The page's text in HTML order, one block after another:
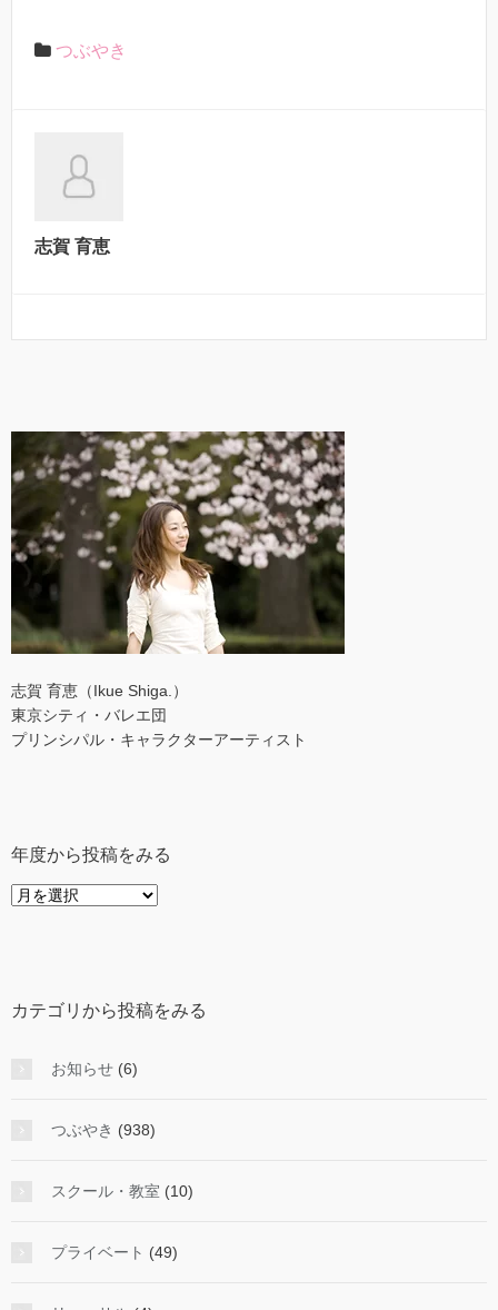
つぶやき
志賀 育恵
志賀 育恵（Ikue Shiga.）
東京シティ・バレエ団
プリンシパル・キャラクターアーティスト
年度から投稿をみる
年
稿
み
カテゴリから投稿をみる
お知らせ (6)
つぶやき (938)
スクール・教室 (10)
プライベート (49)